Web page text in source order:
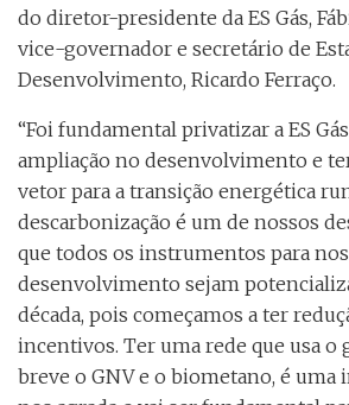
do diretor-presidente da ES Gás,
vice-governador e secretário de
Desenvolvimento, Ricardo Ferraço.
“Foi fundamental privatizar a ES
ampliação no desenvolvimento e
vetor para a transição energética
descarbonização é um de nossos
que todos os instrumentos para
desenvolvimento sejam
década, pois começamos a ter
incentivos. Ter uma rede que usa o
breve o GNV e o biometano, é uma